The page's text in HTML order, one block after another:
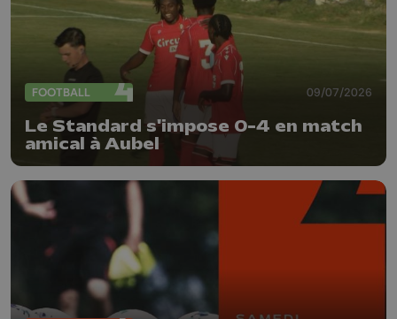
FOOTBALL 09/07/2026
Le Standard s'impose 0-4 en match
amical à Aubel